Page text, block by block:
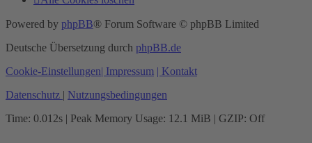
Powered by phpBB® Forum Software © phpBB Limited
Deutsche Übersetzung durch phpBB.de
Cookie-Einstellungen| Impressum | Kontakt
Datenschutz | Nutzungsbedingungen
Time: 0.012s | Peak Memory Usage: 12.1 MiB | GZIP: Off